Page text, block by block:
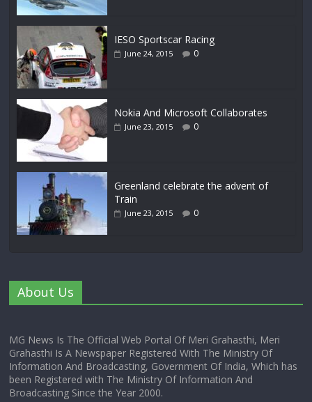
IESO Sportscar Racing
June 24, 2015 0
Nokia And Microsoft Collaborates
June 23, 2015 0
Greenland celebrate the advent of
Train
June 23, 2015 0
About Us
MG News Is The Official Web Portal Of Meri Grahasthi, Meri
Grahasthi Is A Newspaper Registered With The Ministry Of
Information And Broadcasting, Government Of India, Which has
been Registered with The Ministry Of Information And
Broadcasting Since the Year 2000.